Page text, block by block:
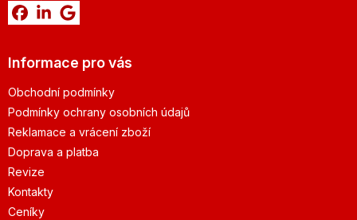
Informace pro vás
Obchodní podmínky
Podmínky ochrany osobních údajů
Reklamace a vrácení zboží
Doprava a platba
Revize
Kontakty
Ceníky